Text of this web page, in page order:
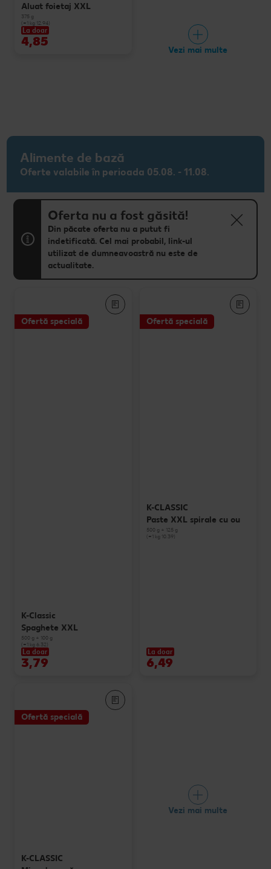
Aluat foietaj XXL
375 g
(=1 kg 12.94)
La doar
4,85
Vezi mai multe
Alimente de bază
Oferte valabile în perioada 05.08. - 11.08.
Oferta nu a fost găsită!
Din păcate oferta nu a putut fi
indetificată. Cel mai probabil, link-ul
utilizat de dumneavoastră nu este de
actualitate.
Ofertă specială
K-Classic
Spaghete XXL
500 g + 100 g
(=1 kg 6.32)
La doar
3,79
Ofertă specială
K-CLASSIC
Paste XXL spirale cu ou
500 g + 125 g
(=1 kg 10.39)
La doar
6,49
Ofertă specială
K-CLASSIC
Vezi mai multe